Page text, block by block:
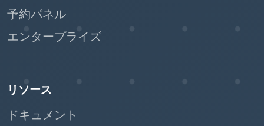
予約パネル
エンタープライズ
リソース
ドキュメント